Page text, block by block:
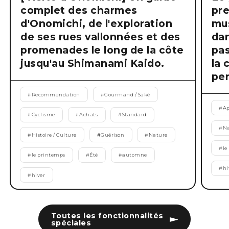
Toutes les fonctionnalités
spéciales
complet des charmes
d'Onomichi, de l'exploration
de ses rues vallonnées et des
promenades le long de la côte
jusqu'au Shimanami Kaido.
# Recommandation #Gourmand / Saké
#Cyclisme #Achats #Standard
# Histoire / Culture #Guérison # Nature
# le printemps #Été #automne
# hiver
la
#
#
# le
#